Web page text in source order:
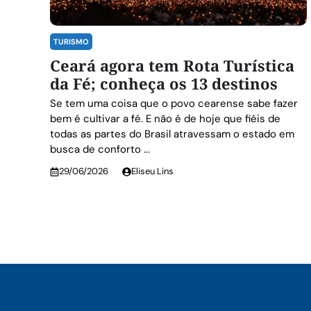
TURISMO
Ceará agora tem Rota Turística
da Fé; conheça os 13 destinos
Se tem uma coisa que o povo cearense sabe fazer
bem é cultivar a fé. E não é de hoje que fiéis de
todas as partes do Brasil atravessam o estado em
busca de conforto ...
29/06/2026 Eliseu Lins